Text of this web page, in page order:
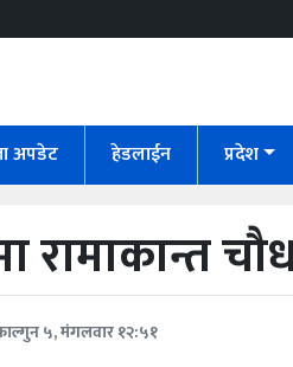
अपडेट हेडलाईन प्रदेश
रामाकान्त
५, मंगलवार १२:५१